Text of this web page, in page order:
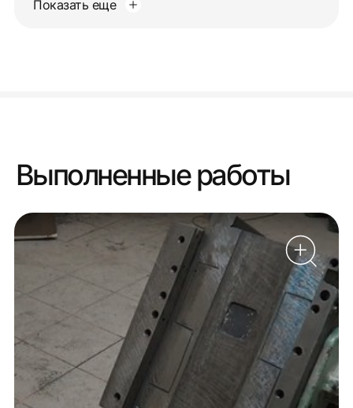
Показать еще
Выполненные работы